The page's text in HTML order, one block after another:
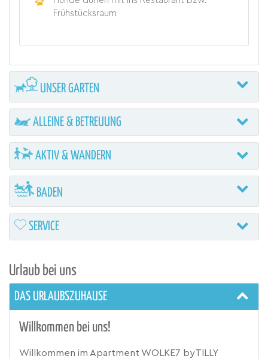
Frühstücksraum
UNSER GARTEN
ALLEINE & BETREUUNG
AKTIV & WANDERN
BADEN
SERVICE
Urlaub bei uns
DAS URLAUBSZUHAUSE
Willkommen bei uns!
Willkommen im Apartment WOLKE7 byTILLY